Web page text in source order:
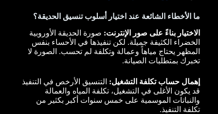
ما الأخطاء الشائعة عند اختيار أسلوب تنسيق الحديقة؟
الاختيار بناءً على صور الإنترنت: صورة الحديقة الأوروبية
الخضراء الكثيفة جميلة. لكن تنفيذها في الأحساء بنفس
المظهر يحتاج مياهاً وعمالة وتكلفة لم تحسب. الصورة لا
تخبرك بمتطلبات الصيانة.
إهمال حساب تكلفة التشغيل: التنسيق الأرخص في التنفيذ
قد يكون الأغلى في التشغيل، تكلفة المياه والعمالة
والنباتات الموسمية على خمس سنوات أكبر بكثير من
تكلفة التنفيذ.